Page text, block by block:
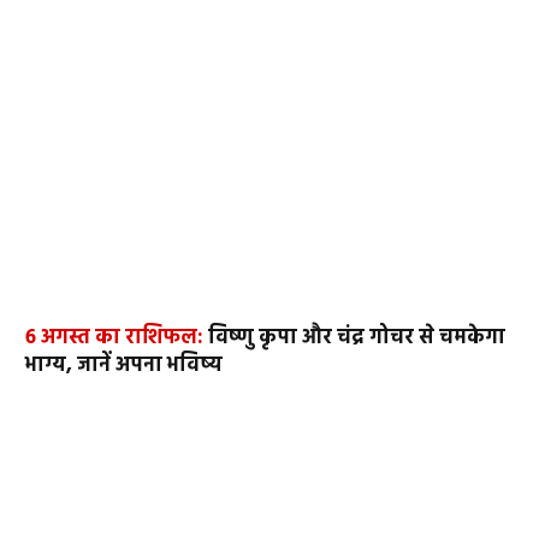
6 अगस्त का राशिफल:विष्णु कृपा और चंद्र गोचर से चमकेगा
भाग्य, जानें अपना भविष्य